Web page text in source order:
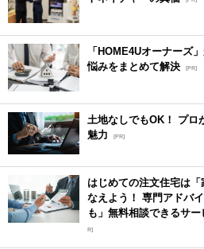
「HOME4Uオーナーズ
悩みをまとめて解決 [PR]
土地なしでもOK！ プロ
魅力
[PR]
はじめての注文住宅は
なえよう！ 専門アドバ
も」無料相談できるサ
R]